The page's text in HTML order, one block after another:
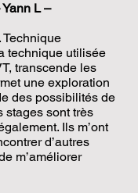
Yann L –
technique utilisée
transcende les
une exploration
des possibilités de
stages sont très
Ils m’ont
d’autres
m’améliorer